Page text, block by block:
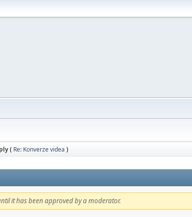
( Re: Konverze videa )
it has been approved by a moderator.